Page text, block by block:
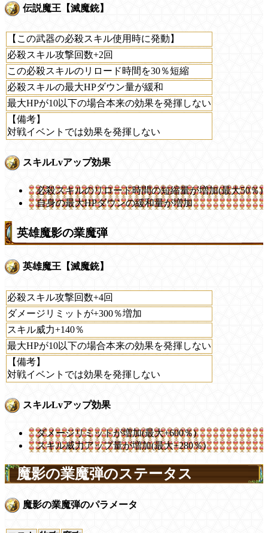
伝説魔王【滅魔銃】
【この武器の必殺スキル使用時に発動】
必殺スキル攻撃回数+2回
この必殺スキルのリロード時間を30％短縮
必殺スキルの最大HPダウン量が緩和
最大HPが10以下の場合本来の効果を発揮しない
【備考】
対戦イベントでは効果を発揮しない
スキルLvアップ効果
必殺スキルのリロード時間の短縮量が増加(最大50％)
自身の最大HPダウンの緩和量が増加
英雄魔影の業魔弾
英雄魔王【滅魔銃】
必殺スキル攻撃回数+4回
ダメージリミットが+300％増加
スキル威力+140％
最大HPが10以下の場合本来の効果を発揮しない
【備考】
対戦イベントでは効果を発揮しない
スキルLvアップ効果
ダメージリミットが増加(最大+600％)
スキル威力アップ量が増加(最大+280％)
魔影の業魔弾のステータス
魔影の業魔弾のパラメータ